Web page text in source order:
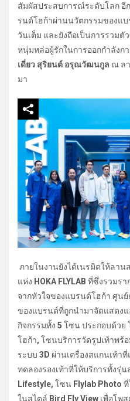
สัมผัสประสบการณ์ระดับโลก อี
รนด์โฮก้าผ่านนวัตกรรมของแ
วันเต็ม และยังถือเป็นการรวมตั
หนุ่มหล่อผู้รักในการออกกำลังกา
เดี่ยว สุริยนต์ อรุณวัฒนกูล ณ ล
มา
ภายในงานยังได้เนรมิตให้ลา
แห่ง HOKA FLYLAB ที่ซึ่งรวมรา
จากหัวใจของแบรนด์โฮก้า ศูน
ของแบรนด์ที่ถูกนำมาจัดแสดงแ
กิจกรรมทั้ง 5 โซน ประกอบด้วย
โฮก้า, โซนบริการวัดรูปเท้าพร้
ระบบ 3D ผ่านเครื่องสแกนเท้า
ทดลองรองเท้าที่ให้บริการทั้งรุ่น
Lifestyle, โซน Flylab Photo ที่
ในสไตล์ Bird Fly View เพื่อโพ